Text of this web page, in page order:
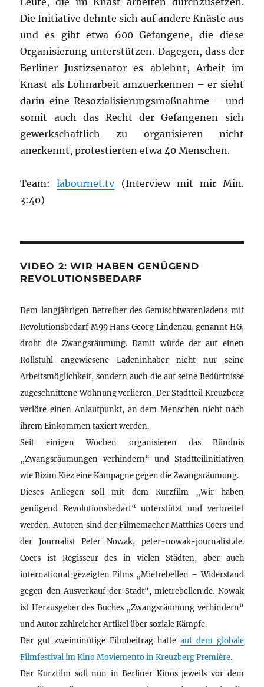
Die Initiative dehnte sich auf andere Knäste aus
und es gibt etwa 600 Gefangene, die diese
Organisierung unterstützen. Dagegen, dass der
Berliner Justizsenator es ablehnt, Arbeit im
Knast als Lohnarbeit amzuerkennen – er sieht
darin eine Resozialisierungsmaßnahme – und
somit auch das Recht der Gefangenen sich
gewerkschaftlich zu organisieren nicht
anerkennt, protestierten etwa 40 Menschen.
Team:labournet.tv(Interview mit mir Min.
3:40)
VIDEO 2: WIR HABEN GENÜGEND
REVOLUTIONSBEDARF
Dem langjährigen Betreiber des Gemischtwarenladens mit
Revolutionsbedarf M99 Hans Georg Lindenau, genannt HG,
droht die Zwangsräumung. Damit würde der auf einen
Rollstuhl angewiesene Ladeninhaber nicht nur seine
Arbeitsmöglichkeit, sondern auch die auf seine Bedürfnisse
zugeschnittene Wohnung verlieren. Der Stadtteil Kreuzberg
verlöre einen Anlaufpunkt, an dem Menschen nicht nach
ihrem Einkommen taxiert werden.
Seit einigen Wochen organisieren das Bündnis
„Zwangsräumungen verhindern“ und Stadtteilinitiativen
wie Bizim Kiez eine Kampagne gegen die Zwangsräumung.
Dieses Anliegen soll mit dem Kurzfilm „Wir haben
genügend Revolutionsbedarf“ unterstützt und verbreitet
werden. Autoren sind der Filmemacher Matthias Coers und
der Journalist Peter Nowak, peter-nowak-journalist.de.
Coers ist Regisseur des in vielen Städten, aber auch
international gezeigten Films „Mietrebellen – Widerstand
gegen den Ausverkauf der Stadt“, mietrebellen.de. Nowak
ist Herausgeber des Buches „Zwangsräumung verhindern“
und Autor zahlreicher Artikel über soziale Kämpfe.
Der gut zweiminütige Filmbeitrag hatte auf dem globale
Filmfestival im Kino Moviemento in Kreuzberg Première.
Der Kurzfilm soll nun in Berliner Kinos jeweils vor dem